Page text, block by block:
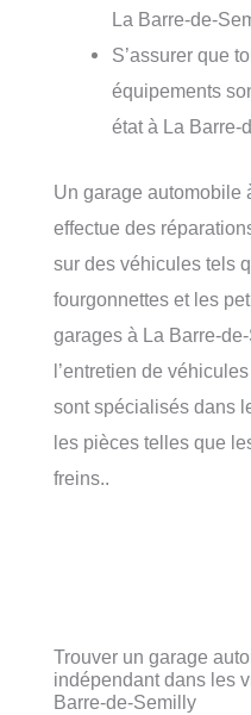
La Barre-de-
S’assurer que
équipements
état à La Barre-
Un garage automobile
effectue des
sur des véhicules tels
fourgonnettes et les
garages à La Barre-
l’entretien de
sont spécialisés dans
les pièces telles que
freins..
Trouver un garage
indépendant dans les
Barre-de-Semilly